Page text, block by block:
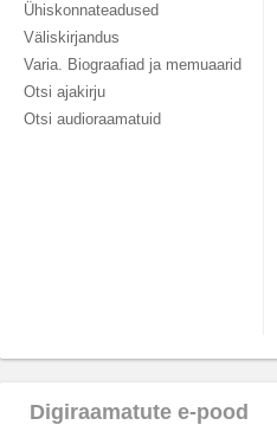
Ühiskonnateadused
Väliskirjandus
Varia. Biograafiad ja memuaarid
Otsi ajakirju
Otsi audioraamatuid
Digiraamatute e-pood